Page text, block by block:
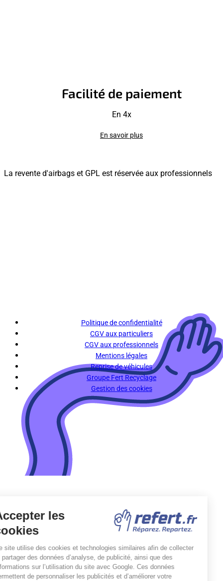
Facilité de paiement
En 4x
En savoir plus
La revente d'airbags et GPL est réservée aux professionnels
Politique de confidentialité
CGV aux particuliers
CGV aux professionnels
Mentions légales
Reprise de véhicules
Groupe Fert Recyclage
Gestion des cookies